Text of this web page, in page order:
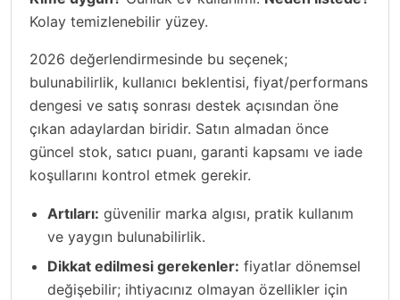
Kolay temizlenebilir yüzey.
2026 değerlendirmesinde bu seçenek;
bulunabilirlik, kullanıcı beklentisi, fiyat/performans
dengesi ve satış sonrası destek açısından öne
çıkan adaylardan biridir. Satın almadan önce
güncel stok, satıcı puanı, garanti kapsamı ve iade
koşullarını kontrol etmek gerekir.
Artıları: güvenilir marka algısı, pratik kullanım
ve yaygın bulunabilirlik.
Dikkat edilmesi gerekenler: fiyatlar dönemsel
değişebilir; ihtiyacınız olmayan özellikler için